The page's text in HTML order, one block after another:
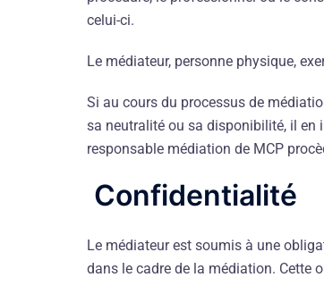
celui-ci.
Le médiateur, personne physique,
Si au cours du processus de
sa neutralité ou sa disponibilité, il en
responsable médiation de MCP
Confidentialité
Le médiateur est soumis à une
dans le cadre de la médiation. Cette